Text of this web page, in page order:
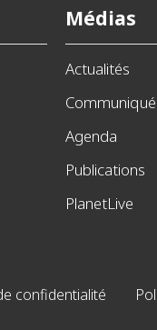
Médias
Actualités
Agenda
Publications
PlanetLive
confidentialité